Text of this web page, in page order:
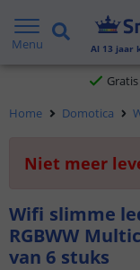
Menu Al 13 jaar
Voor
Home Domotica
Niet meer
Wifi slimme
RGBWW
van 6 stuks